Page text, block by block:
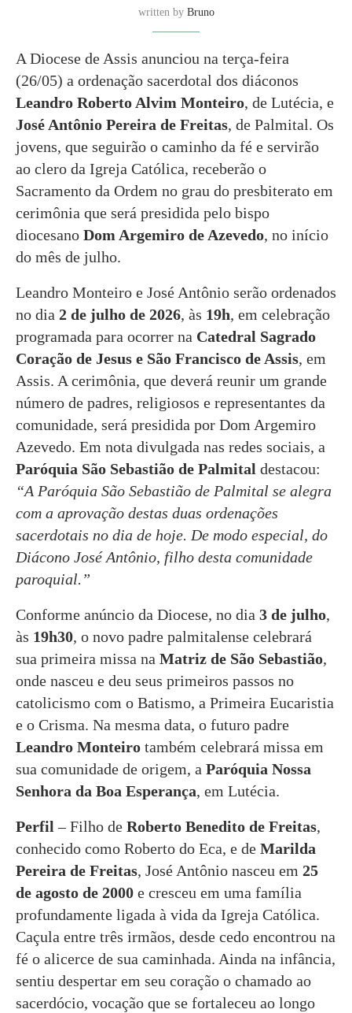
written by Bruno
A Diocese de Assis anunciou na terça-feira
(26/05) a ordenação sacerdotal dos diáconos
Leandro Roberto Alvim Monteiro, de Lutécia, e
José Antônio Pereira de Freitas, de Palmital. Os
jovens, que seguirão o caminho da fé e servirão
ao clero da Igreja Católica, receberão o
Sacramento da Ordem no grau do presbiterato em
cerimônia que será presidida pelo bispo
diocesano Dom Argemiro de Azevedo, no início
do mês de julho.
Leandro Monteiro e José Antônio serão ordenados
no dia 2 de julho de 2026, às 19h, em celebração
programada para ocorrer na Catedral Sagrado
Coração de Jesus e São Francisco de Assis, em
Assis. A cerimônia, que deverá reunir um grande
número de padres, religiosos e representantes da
comunidade, será presidida por Dom Argemiro
Azevedo. Em nota divulgada nas redes sociais, a
Paróquia São Sebastião de Palmital destacou:
“A Paróquia São Sebastião de Palmital se alegra
com a aprovação destas duas ordenações
sacerdotais no dia de hoje. De modo especial, do
Diácono José Antônio, filho desta comunidade
paroquial.”
Conforme anúncio da Diocese, no dia 3 de julho,
às 19h30, o novo padre palmitalense celebrará
sua primeira missa na Matriz de São Sebastião,
onde nasceu e deu seus primeiros passos no
catolicismo com o Batismo, a Primeira Eucaristia
e o Crisma. Na mesma data, o futuro padre
Leandro Monteiro também celebrará missa em
sua comunidade de origem, a Paróquia Nossa
Senhora da Boa Esperança, em Lutécia.
Perfil – Filho de Roberto Benedito de Freitas,
conhecido como Roberto do Eca, e de Marilda
Pereira de Freitas, José Antônio nasceu em 25
de agosto de 2000 e cresceu em uma família
profundamente ligada à vida da Igreja Católica.
Caçula entre três irmãos, desde cedo encontrou na
fé o alicerce de sua caminhada. Ainda na infância,
sentiu despertar em seu coração o chamado ao
sacerdócio, vocação que se fortaleceu ao longo